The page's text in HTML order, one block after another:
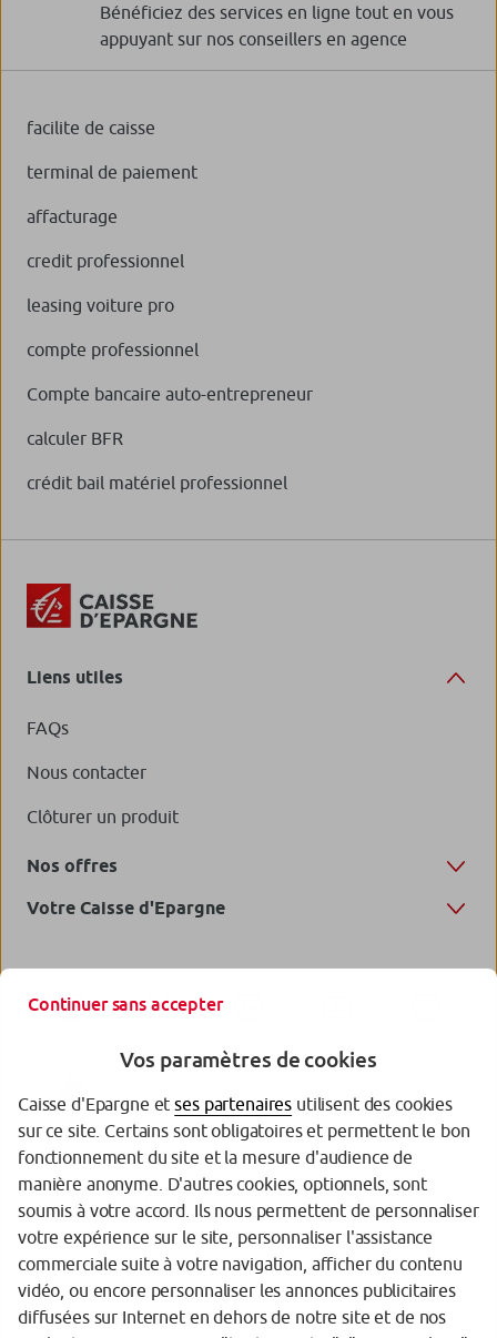
Bénéficiez des services en ligne tout en vous
appuyant sur nos conseillers en agence
facilite de caisse
terminal de paiement
affacturage
credit professionnel
leasing voiture pro
compte professionnel
Compte bancaire auto-entrepreneur
calculer BFR
crédit bail matériel professionnel
Liens utiles
FAQs
Nous contacter
Clôturer un produit
Nos offres
Votre Caisse d'Epargne
Garantie des Dépôts
Protection des données personnelles
Politique cookies
Sécurité
Continuer sans accepter
Vos paramètres de cookies
Caisse d'Epargne etses partenaires utilisent des cookies
sur ce site. Certains sont obligatoires et permettent le bon
fonctionnement du site et la mesure d'audience de
manière anonyme. D'autres cookies, optionnels, sont
soumis à votre accord. Ils nous permettent de personnaliser
votre expérience sur le site, personnaliser l'assistance
commerciale suite à votre navigation, afficher du contenu
vidéo, ou encore personnaliser les annonces publicitaires
diffusées sur Internet en dehors de notre site et de nos